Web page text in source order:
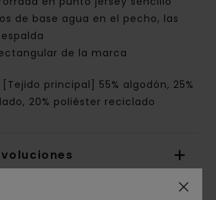
de base agua en el pecho, las
de la marca
[Tejido principal] 55% algodón, 25%
20% poliéster reciclado